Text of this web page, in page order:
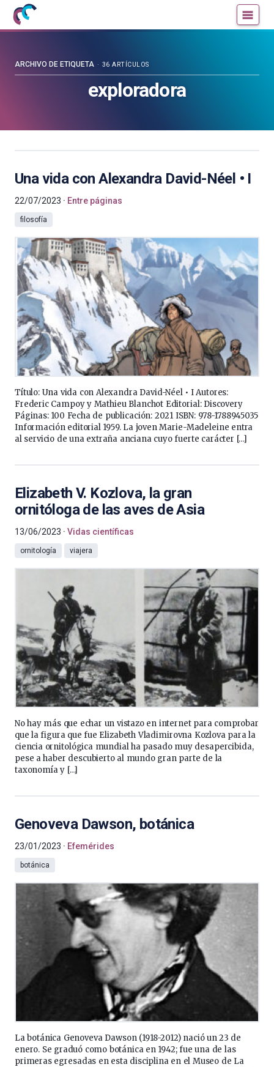
Mujeres
con
blog
exploradora
ARCHIVO DE ETIQUETA 36 ARTÍCULOS
Una vida con Alexandra David-Néel • I
22/07/2023 Entre páginas
filosofía
Título: Una vida con Alexandra David-Néel • I Autores:
Frederic Campoy y Mathieu Blanchot Editorial: Discovery
Páginas: 100 Fecha de publicación: 2021 ISBN: 978-1788945035
Información editorial 1959. La joven Marie-Madeleine entra
al servicio de una extraña anciana cuyo fuerte carácter […]
Elizabeth V. Kozlova, la gran
ornitóloga de las aves de Asia
13/06/2023 Vidas científicas
ornitología viajera
No hay más que echar un vistazo en internet para comprobar
que la figura que fue Elizabeth Vladimirovna Kozlova para la
ciencia ornitológica mundial ha pasado muy desapercibida,
pese a haber descubierto al mundo gran parte de la
taxonomía y […]
Genoveva Dawson, botánica
23/01/2023 Efemérides
botánica
La botánica Genoveva Dawson (1918-2012) nació un 23 de
enero. Se graduó como botánica en 1942; fue una de las
primeras egresadas en esta disciplina en el Museo de La